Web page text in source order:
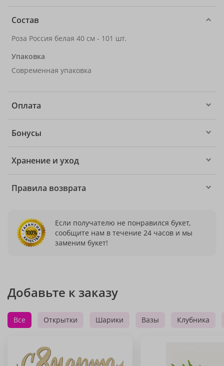
Состав
Роза Россия белая 40 см - 101 шт.
Упаковка
Современная упаковка
Оплата
Бонусы
Хранение и уход
Правила возврата
Если получателю не понравился букет,
сообщите нам в течение 24 часов и мы
заменим букет!
Добавьте к заказу
Все Открытки Шарики Вазы Клубника